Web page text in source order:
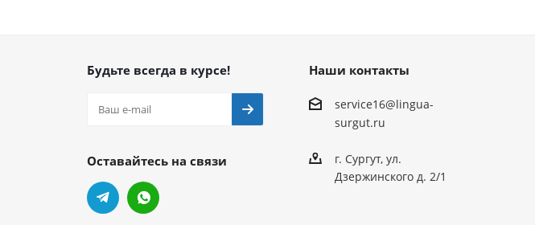
Будьте всегда в курсе!
Оставайтесь на связи
Наши контакты
service16@lingua-
surgut.ru
г. Сургут,ул.
Дзержинского д. 2/1